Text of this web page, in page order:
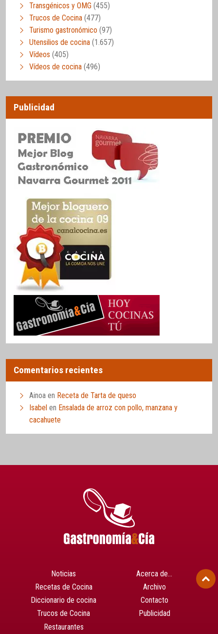
Transgénicos y OMG (455)
Trucos de Cocina (477)
Turismo gastronómico (97)
Utensilios de cocina (1.657)
Vídeos (405)
Vídeos de cocina (496)
Publicidad
Comentarios recientes
Ainoa en Receta de Tarta de queso
Isabel en Ensalada de arroz con pollo, manzana y
cacahuete
Noticias
Recetas de Cocina
Diccionario de cocina
Trucos de Cocina
Restaurantes
Acerca de…
Archivo
Contacto
Publicidad